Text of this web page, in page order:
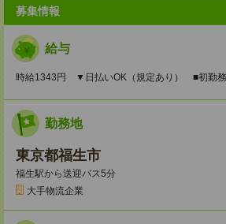
募集情報
給与
時給1343円 ▼日払いOK（規定あり） ■初勤
勤務地
東京都福生市
福生駅から送迎バス5分
大手物流企業